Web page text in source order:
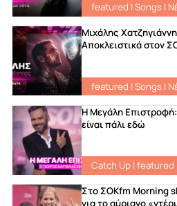
featured |Songs|
Μιχάλης
Αποκλειστικά στον
featured |Songs|
Η Μεγάλη
είναι πάλι εδώ
Catch Up|featured
Στο ΣΟKfm Morning